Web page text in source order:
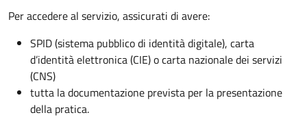
Per accedere al servizio, assicurati di avere:
SPID (sistema pubblico di identità digitale), carta
d’identità elettronica (CIE) o carta nazionale dei servizi
(CNS)
tutta la documentazione prevista per la presentazione
della pratica.